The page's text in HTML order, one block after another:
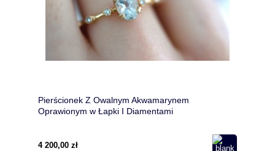
Pierścionek Z Owalnym Akwamarynem
Oprawionym w Łapki I Diamentami
4 200,00 zł